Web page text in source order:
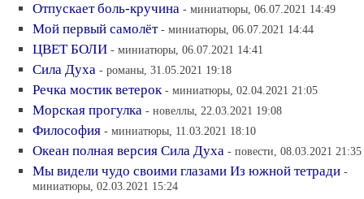
Отпускает боль-кручина - миниатюры, 06.07.2021 14:49
Мой первый самолёт - миниатюры, 06.07.2021 14:44
ЦВЕТ БОЛИ - миниатюры, 06.07.2021 14:41
Сила Духа - романы, 31.05.2021 19:18
Речка мостик ветерок - миниатюры, 02.04.2021 21:05
Морская прогулка - новеллы, 22.03.2021 19:08
Философия - миниатюры, 11.03.2021 18:10
Океан полная версия Сила Духа - повести, 08.03.2021 21:35
Мы видели чудо своими глазами Из южной тетради -
миниатюры, 02.03.2021 15:24